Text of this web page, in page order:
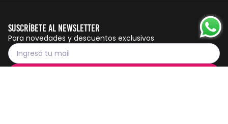
Suscríbete al Newsletter
Para novedades y descuentos exclusivos